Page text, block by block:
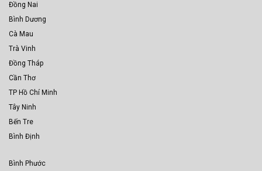
Đồng Nai
Bình Dương
Cà Mau
Trà Vinh
Đồng Tháp
Cần Thơ
TP Hồ Chí Minh
Tây Ninh
Bến Tre
Bình Định
Bình Phước